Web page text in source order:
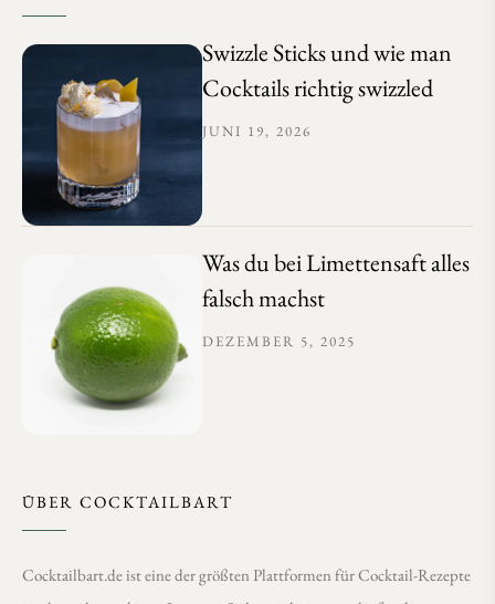
Swizzle Sticks und wie man
Cocktails richtig swizzled
JUNI 19, 2026
Was du bei Limettensaft alles
falsch machst
DEZEMBER 5, 2025
ÜBER COCKTAILBART
Cocktailbart.de ist eine der größten Plattformen für Cocktail-Rezepte